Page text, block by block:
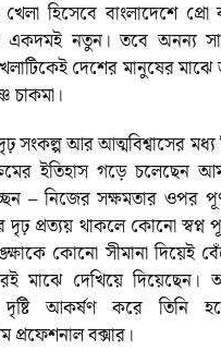
হিসেবে বাংলাদেশে প্রো
একদমই নতুন। তবে অনন্য
দেশের মানুষের মাঝে
চাকমা।
সংকল্প আর আত্মবিশ্বাসের
ইতিহাস গড়ে চলেছেন
– নিজের সক্ষমতার ওপর
দৃঢ় প্রত্যয় থাকলে কোনো স্বপ্ন
কোনো সীমানা দিয়েই
মাঝে দেখিয়ে দিয়েছেন।
দৃষ্টি আকর্ষণ করে তিনি
প্রফেশনাল বক্সার।